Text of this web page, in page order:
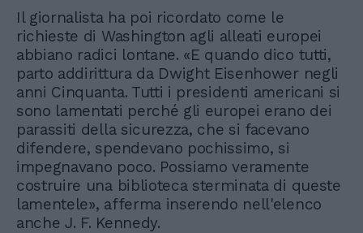
Il giornalista ha poi ricordato come le
richieste di Washington agli alleati europei
abbiano radici lontane. «E quando dico tutti,
parto addirittura da Dwight Eisenhower negli
anni Cinquanta. Tutti i presidenti americani si
sono lamentati perché gli europei erano dei
parassiti della sicurezza, che si facevano
difendere, spendevano pochissimo, si
impegnavano poco. Possiamo veramente
costruire una biblioteca sterminata di queste
lamentele», afferma inserendo nell'elenco
anche J. F. Kennedy.